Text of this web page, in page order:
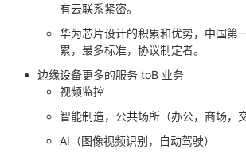
有云联系紧密。
华为芯片设计的积累和优势，中国第
累，最多标准，协议制定者。
边缘设备更多的服务 toB 业务
视频监控
智能制造，公共场所（办公，商场，
AI（图像视频识别，自动驾驶）